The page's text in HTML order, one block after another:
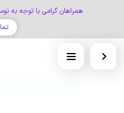
همراهان گرامی با توجه به